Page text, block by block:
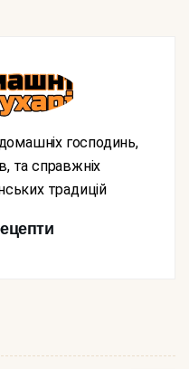
та справжніх
традицій